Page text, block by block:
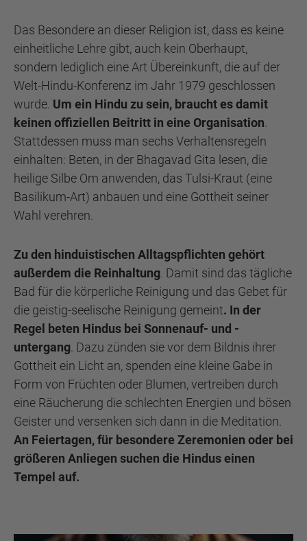
Das Besondere an dieser Religion ist, dass es keine
einheitliche Lehre gibt, auch kein Oberhaupt,
sondern lediglich eine Art Übereinkunft, die auf der
Welt-Hindu-Konferenz im Jahr 1979 geschlossen
wurde. Um ein Hindu zu sein, braucht es damit
keinen offiziellen Beitritt in eine Organisation
Stattdessen muss man sechs Verhaltensregeln
einhalten: Beten, in der Bhagavad Gita lesen, die
heilige Silbe Om anwenden, das Tulsi-Kraut (eine
Basilikum-Art) anbauen und eine Gottheit seiner
Wahl verehren.
Zu den hinduistischen Alltagspflichten gehört
außerdem die Reinhaltung . Damit sind das tägliche
Bad für die körperliche Reinigung und das Gebet für
die geistig-seelische Reinigung gemeint. In der
Regel beten Hindus bei Sonnenauf- und -
untergang . Dazu zünden sie vor dem Bildnis ihrer
Gottheit ein Licht an, spenden eine kleine Gabe in
Form von Früchten oder Blumen, vertreiben durch
eine Räucherung die schlechten Energien und bösen
Geister und versenken sich dann in die Meditation.
An Feiertagen, für besondere Zeremonien oder bei
größeren Anliegen suchen die Hindus einen
Tempel auf.